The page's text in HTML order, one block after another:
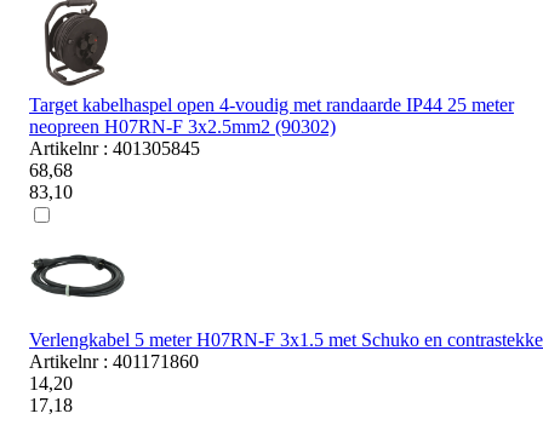
Target kabelhaspel open 4-voudig met randaarde IP44 25 meter
neopreen H07RN-F 3x2.5mm2 (90302)
Artikelnr : 401305845
68,68
83,10
Verlengkabel 5 meter H07RN-F 3x1.5 met Schuko en
Artikelnr : 401171860
14,20
17,18